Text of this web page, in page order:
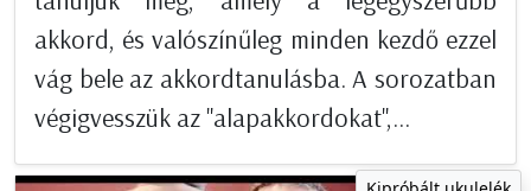
akkord, és valószínűleg minden kezdő ezzel
vág bele az akkordtanulásba. A sorozatban
végigvesszük az "alapakkordokat",...